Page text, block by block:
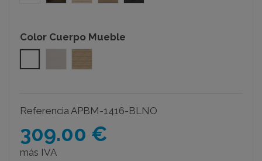
Color Cuerpo Mueble
ReferenciaAPBM-1416-BLNO
309.00 €
más IVA